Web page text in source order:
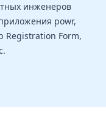
инженеров
powr,
Registration Form,